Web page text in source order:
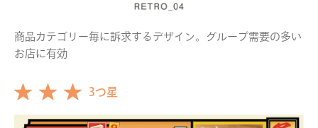
商品カテゴリー毎に訴求するデザイン。グループ需要の多い
お店に有効
3つ星